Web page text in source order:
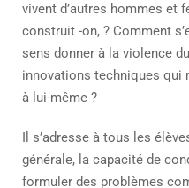
vivent d’autres hommes et
construit -on, ? Comment
sens donner à la violence
innovations techniques qui
à lui-même ?
Il s’adresse à tous les
générale, la capacité de
formuler des problèmes